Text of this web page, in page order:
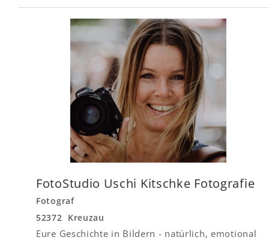
FotoStudio Uschi Kitschke Fotografie
Fotograf
52372 Kreuzau
Eure Geschichte in Bildern - natürlich, emotional